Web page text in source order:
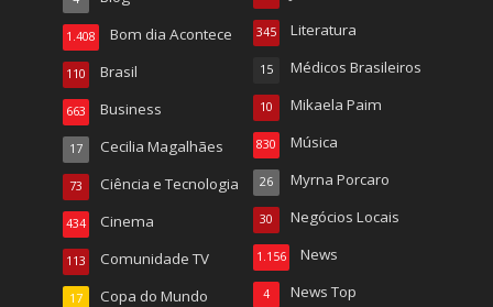
Bom dia Acontece
1.408
Brasil
110
Business
663
Cecilia Magalhães
17
Ciência e Tecnologia
73
Cinema
434
Comunidade TV
113
Copa do Mundo
17
Literatura
345
Médicos Brasileiros
15
Mikaela Paim
10
Música
830
Myrna Porcaro
26
Negócios Locais
30
News
1.156
News Top
4